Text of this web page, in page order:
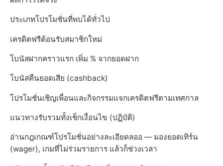
ประเภทโปรโมชั่นที่พบได้ทั่วไป
เครดิตฟรีต้อนรับสมาชิกใหม่
โบนัสฝากคราวแรก เพิ่ม % จากยอดฝาก
โบนัสคืนยอดเสีย (cashback)
โปรโมชั่นเชิญเพื่อนและกิจกรรมแจกเครดิตฟรีตามเทศกาล
แนวทางรับรวมทั้งเช็กเงื่อนไข (ปฏิบัติ)
อ่านกฎเกณฑ์โปรโมชั่นอย่างละเอียดลออ — มองยอดเทิร์น
(wager), เกมที่ไม่ร่วมรายการ แล้วก็ช่วงเวลา